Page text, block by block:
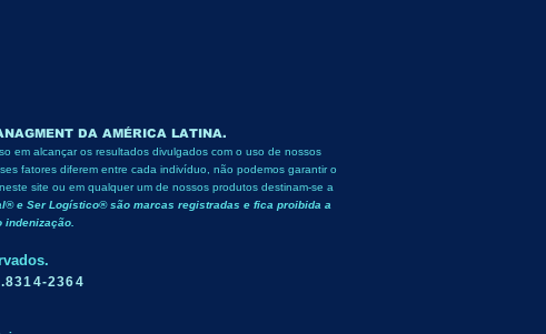
DA AMÉRICA LATINA.
em alcançar os resultados divulgados com o uso de nossos
fatores diferem entre cada indivíduo, não podemos garantir o
site ou em qualquer um de nossos produtos destinam-se a
e Ser Logístico® são marcas registradas e fica proibida a
2364